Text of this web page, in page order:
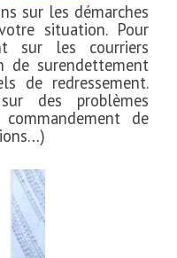
sur les démarches
situation. Pour
sur les courriers
de surendettement
de redressement.
des problèmes
de